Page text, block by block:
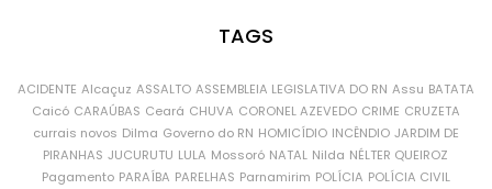
TAGS
ACIDENTE Alcaçuz ASSALTO ASSEMBLEIA LEGISLATIVA DO RN Assu BATATA
Caicó CARAÚBAS Ceará CHUVA CORONEL AZEVEDO CRIME CRUZETA
currais novos Dilma Governo do RN HOMICÍDIO INCÊNDIO JARDIM DE
PIRANHAS JUCURUTU LULA Mossoró NATAL Nilda NÉLTER QUEIROZ
Pagamento PARAÍBA PARELHAS Parnamirim POLÍCIA POLÍCIA CIVIL